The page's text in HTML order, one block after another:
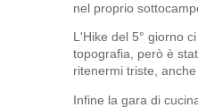
nel proprio
L'Hike del 5° giorno
topografia, però è
ritenermi triste,
Infine la gara di